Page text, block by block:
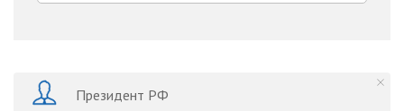
Президент РФ